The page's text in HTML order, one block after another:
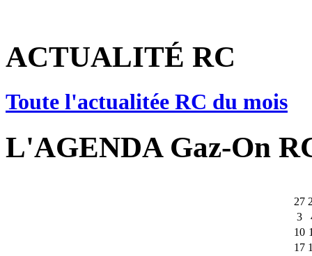
ACTUALITÉ RC
Toute l'actualitée RC du mois
L'AGENDA Gaz-On
27
3
10
17